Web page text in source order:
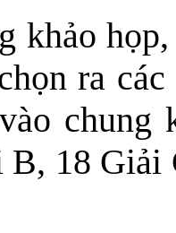
khảo
ra
18 Giải